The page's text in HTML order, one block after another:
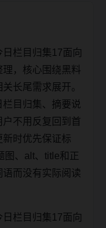
栏目归集17面向
，核心围绕黑料
长尾需求展开。
目归集、摘要说
不用反复回到首
新时优先保证标
图、alt、title和正
而没有实际阅读
栏目归集17面向